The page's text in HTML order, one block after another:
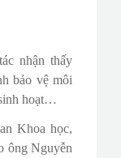
nhận thấy
bảo vệ môi
hoạt…
Khoa học,
ông Nguyễn